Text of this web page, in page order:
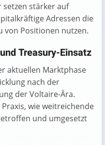
stärker auf
Adressen die
von Positionen nutzen.
Treasury-Einsatz
aktuellen Marktphase
nach der
der Voltaire-Ära.
wie weitreichende
und umgesetzt